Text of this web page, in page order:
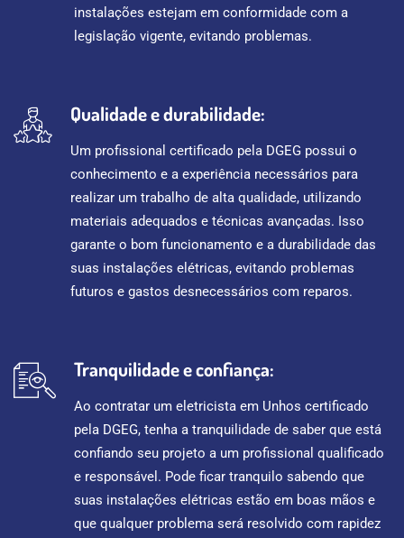
instalações estejam em conformidade com a
legislação vigente, evitando problemas.
Qualidade e durabilidade:
Um profissional certificado pela DGEG possui o
conhecimento e a experiência necessários para
realizar um trabalho de alta qualidade, utilizando
materiais adequados e técnicas avançadas. Isso
garante o bom funcionamento e a durabilidade das
suas instalações elétricas, evitando problemas
futuros e gastos desnecessários com reparos.
Tranquilidade e confiança:
Ao contratar um eletricista em Unhos certificado
pela DGEG, tenha a tranquilidade de saber que está
confiando seu projeto a um profissional qualificado
e responsável. Pode ficar tranquilo sabendo que
suas instalações elétricas estão em boas mãos e
que qualquer problema será resolvido com rapidez